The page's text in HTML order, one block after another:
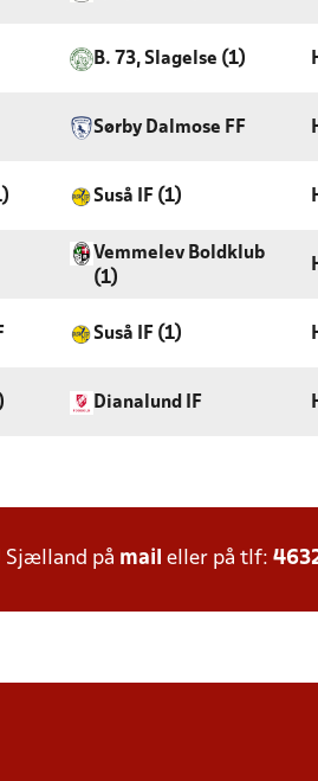
B. 73, Slagelse (1)
Sørby Dalmose FF
Suså IF (1)
Vemmelev Boldklub
(1)
Suså IF (1)
Dianalund IF
Sjælland på mail eller på tlf: